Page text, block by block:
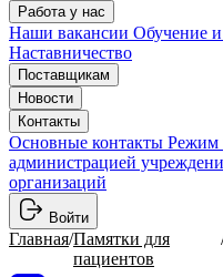
Работа у нас
Наши вакансии Обучение и
Наставничество
Поставщикам
Новости
Контакты
Основные контакты Режим
администрацией
организаций
Войти
Главная/Памятки для
пациентов